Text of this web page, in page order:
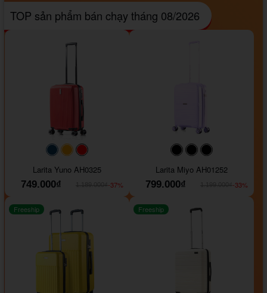
TOP sản phẩm bán chạy tháng 08/2026
#093f69#ffa500
Larita Yuno AH0325
749.000₫
-37%
#000000#000000
Larita Miyo AH01252
799.000₫
-33%
Freeship Freeship